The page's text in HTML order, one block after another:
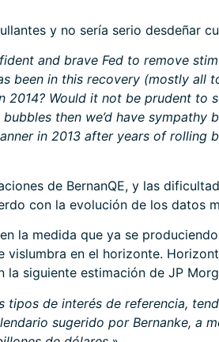
y no sería serio desdeñar
and brave Fed to remove
been in this recovery (mostly all
Would it not be prudent to
then we’d have
in 2013 after years of rolling
de BernanQE, y las
con la evolución de los datos
la medida que ya se
en el horizonte.
siguiente estimación de JP
tipos de interés de referencia,
sugerido por Bernanke, a